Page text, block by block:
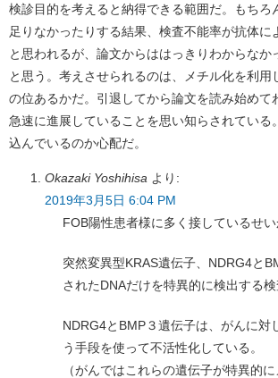
検診目的を考えると納得できる範囲だ。もち
足りなかったりする結果、検査不能率が抗体
と思われるが、論文からははっきりわからな
と思う。考えさせられるのは、メチル化を利
の位あるかだ。引退してから論文を読み始め
急速に進展していることを思い知らされてい
込んでいるのか心配だ。
Okazaki Yoshihisa より:
2019年3月5日 6:04 PM
FOB陽性患者様に多く接しているせ
突然変異型KRAS遺伝子、NDRG4と
されたDNAだけを特異的に検出する検
NDRG4とBMP３遺伝子は、がんに
う手段を使って不活性化している。
（がんではこれらの遺伝子が特異的